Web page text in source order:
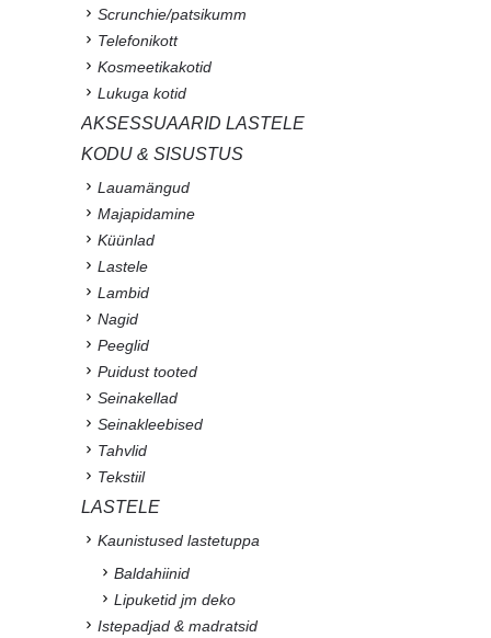
Scrunchie/patsikumm
Telefonikott
Kosmeetikakotid
Lukuga kotid
AKSESSUAARID LASTELE
KODU & SISUSTUS
Lauamängud
Majapidamine
Küünlad
Lastele
Lambid
Nagid
Peeglid
Puidust tooted
Seinakellad
Seinakleebised
Tahvlid
Tekstiil
LASTELE
Kaunistused lastetuppa
Baldahiinid
Lipuketid jm deko
Istepadjad & madratsid